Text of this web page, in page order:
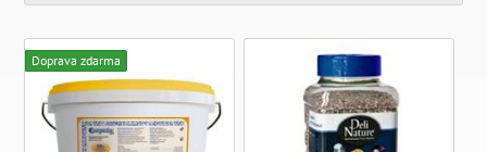
Doprava zdarma